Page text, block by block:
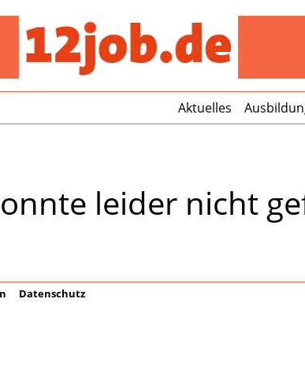
Aktuelles
leider nicht
Datenschutz